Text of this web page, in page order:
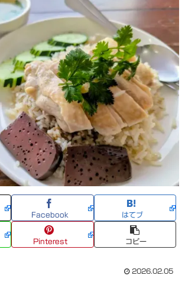
Facebook はてブ
Pinterest コピー
2026.02.05